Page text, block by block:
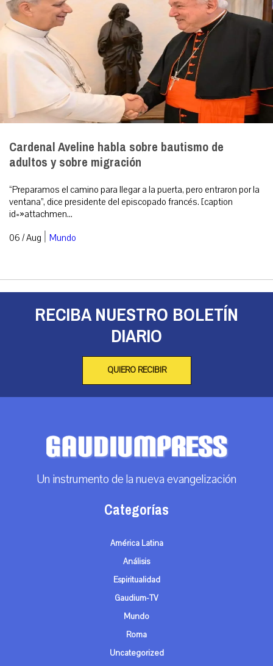
Cardenal Aveline habla sobre bautismo de
adultos y sobre migración
“Preparamos el camino para llegar a la puerta, pero entraron por la
ventana”, dice presidente del episcopado francés. [caption
id=»attachmen...
06 / Aug | Mundo
RECIBA NUESTRO BOLETÍN
DIARIO
QUIERO RECIBIR
Un instrumento de la nueva evangelización
Categorías
América Latina
Análisis
Espiritualidad
Gaudium-TV
Mundo
Roma
Uncategorized